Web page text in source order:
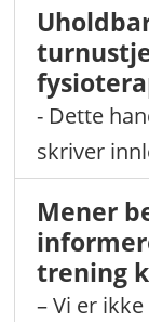
- Dette
skriver
Mener
trening
– Vi er